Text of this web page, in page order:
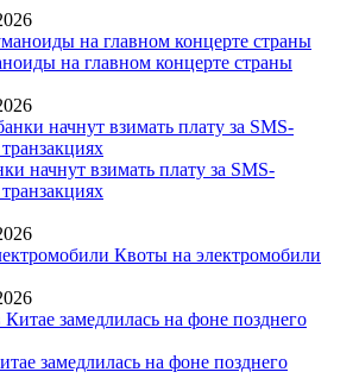
на главном концерте страны
начнут взимать плату за SMS-
Квоты на электромобили
замедлилась на фоне позднего